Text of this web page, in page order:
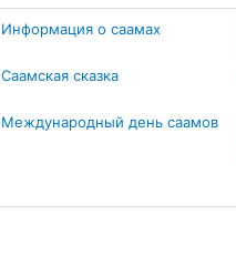
Информация о саамах
Саамская сказка
Международный день саамов